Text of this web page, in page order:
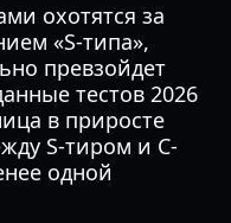
охотятся за
«S-типа»,
превзойдет
тестов 2026
в приросте
S-тиром и C-
одной